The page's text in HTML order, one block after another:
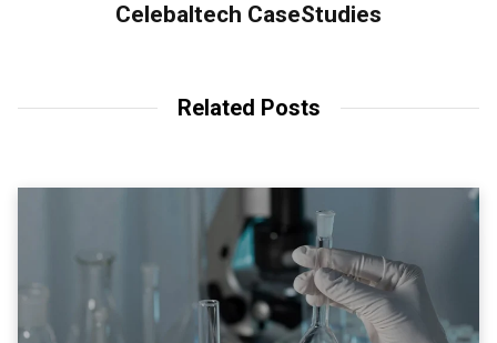
Celebaltech CaseStudies
Related Posts